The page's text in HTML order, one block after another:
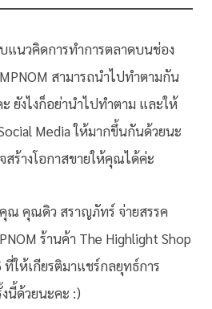
แนวคิดการทำการตลาดบนช่อง
สามารถนำไปทำตามกัน
ยังไงก็อย่านำไปทำตาม และให้
Media ให้มากขึ้นกันด้วยนะ
สร้างโอกาสขายให้คุณได้ค่ะ
ณ คุณดิว สราญภัทร์ จ่ายสรรค
ร้านค้า The Highlight Shop
ให้เกียรติมาแชร์กลยุทธ์การ
นี้ด้วยนะคะ :)